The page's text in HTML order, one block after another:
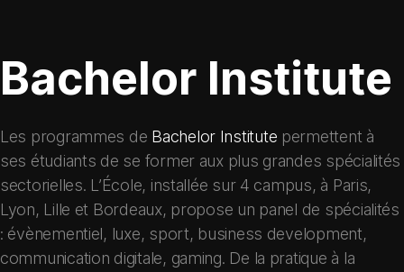
Bachelor Institute
Les programmes de Bachelor Institute permettent à
ses étudiants de se former aux plus grandes spécialités
sectorielles. L’École, installée sur 4 campus, à Paris,
Lyon, Lille et Bordeaux, propose un panel de spécialités
: évènementiel, luxe, sport, business development,
communication digitale, gaming. De la pratique à la